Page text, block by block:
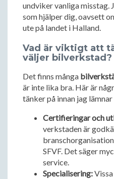
undviker vanliga misstag.
som hjälper dig, oavsett
ute på landet i Halland.
Vad är viktigt att
väljer bilverkstad?
Det finns många
är inte lika bra. Här är
tänker på innan jag
Certifieringar och
verkstaden är
SFVF. Det säger
service.
Specialisering: